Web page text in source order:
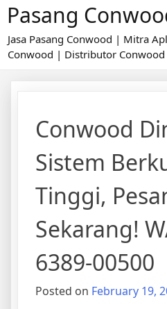
Pasang
Jasa Pasang Conwood | Mitra
Conwood | Distributor
Conwood
Sistem
Tinggi,
Sekarang!
6389-00500
Posted on February 19,